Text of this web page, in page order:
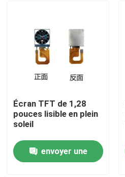
Maison
Produits
Écran TFT de 1,28
pouces lisible en plein
soleil
envoyer une